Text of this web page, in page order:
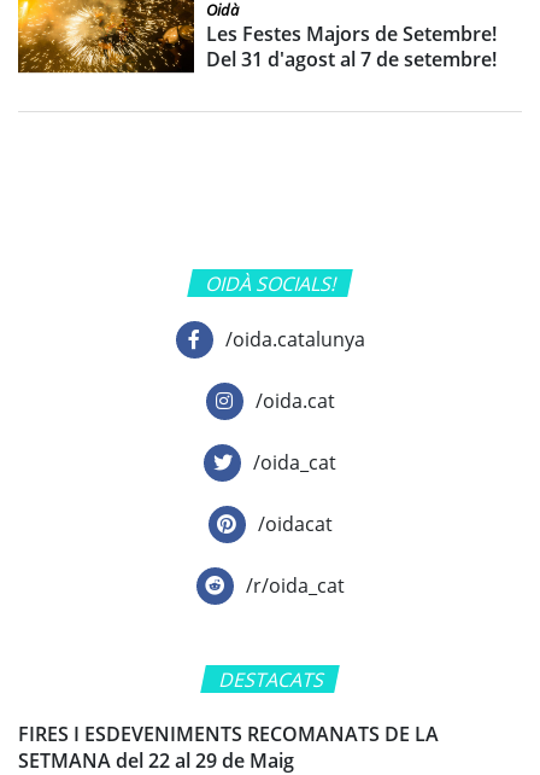
Oidà
Les Festes Majors de Setembre!
Del 31 d'agost al 7 de setembre!
OIDÀ SOCIALS!
/oida.catalunya
/oida.cat
/oida_cat
/oidacat
/r/oida_cat
DESTACATS
FIRES I ESDEVENIMENTS RECOMANATS DE LA
SETMANA del 22 al 29 de Maig